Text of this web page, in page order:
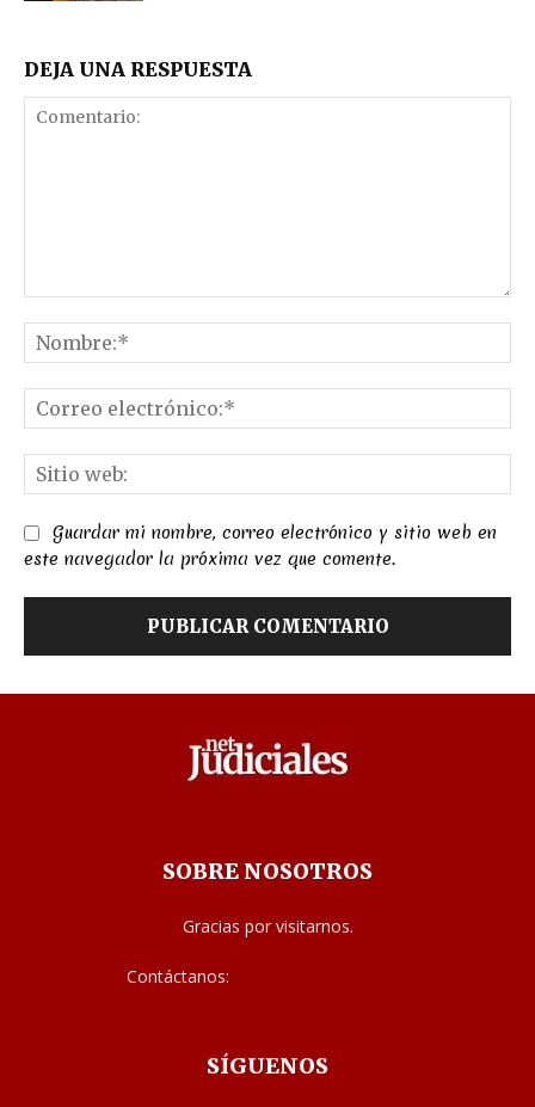
DEJA UNA RESPUESTA
Guardar mi nombre, correo electrónico y sitio web en
este navegador la próxima vez que comente.
SOBRE NOSOTROS
Gracias por visitarnos.
Contáctanos:
SÍGUENOS